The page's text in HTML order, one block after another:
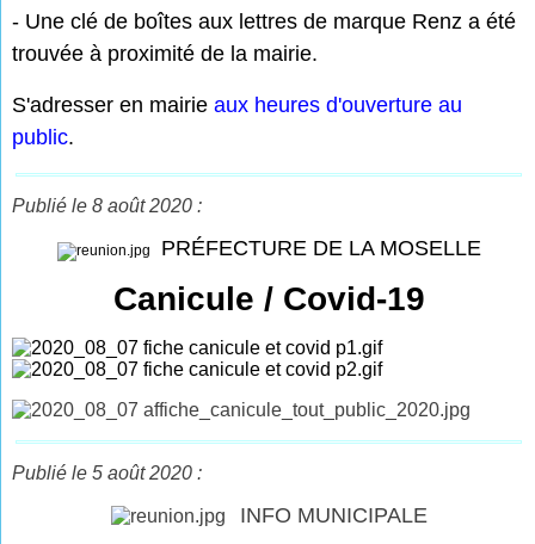
- Une clé de boîtes aux lettres de marque Renz a été
trouvée à proximité de la mairie.
S'adresser en mairieaux heures d'ouverture au
public.
Publié le 8 août 2020 :
PRÉFECTURE DE LA MOSELLE
Canicule / Covid-19
Publié le 5 août 2020 :
INFO MUNICIPALE